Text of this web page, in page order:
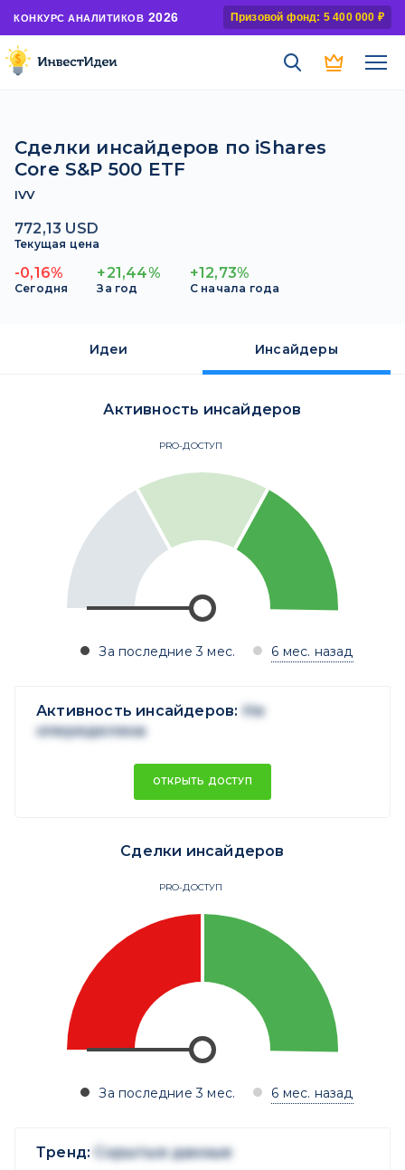
КОНКУРС АНАЛИТИКОВ 2026 Призовой фонд: 5 400 000 ₽
Сделки инсайдеров по iShares
Core S&P 500 ETF
IVV
772,13 USD
Текущая цена
-0,16%
Сегодня
+21,44%
За год
+12,73%
С начала года
Идеи Инсайдеры
Активность инсайдеров
PRO-ДОСТУП
За последние 3 мес. 6 мес. назад
Активность инсайдеров: Не
опеределена
ОТКРЫТЬ ДОСТУП
Сделки инсайдеров
PRO-ДОСТУП
За последние 3 мес. 6 мес. назад
Тренд: Скрытые данные